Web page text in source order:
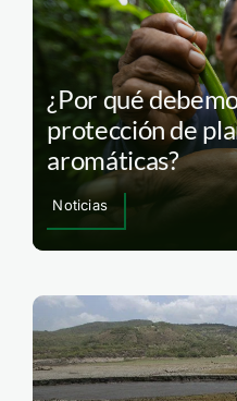
¿Por qué
protección de
aromáticas?
Noticias